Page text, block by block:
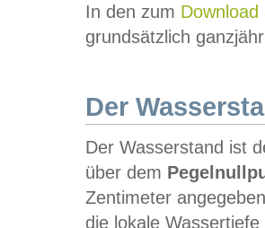
In den zum Download
grundsätzlich
Der
Der Wasserstand ist
über dem
Zentimeter
die lokale